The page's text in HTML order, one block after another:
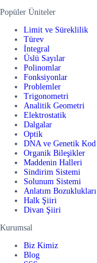
Popüler Üniteler
Limit ve Süreklilik
Türev
İntegral
Üslü Sayılar
Polinomlar
Fonksiyonlar
Problemler
Trigonometri
Analitik Geometri
Elektrostatik
Dalgalar
Optik
DNA ve Genetik Kod
Organik Bileşikler
Maddenin Halleri
Sindirim Sistemi
Solunum Sistemi
Anlatım Bozuklukları
Halk Şiiri
Divan Şiiri
Kurumsal
Biz Kimiz
Blog